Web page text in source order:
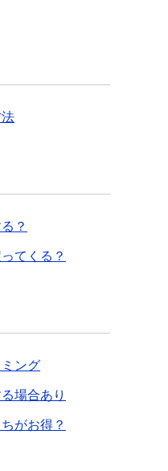
？
てくる？
ング
場合あり
がお得？